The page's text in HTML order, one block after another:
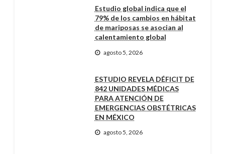
Estudio global indica que el
79% de los cambios en hábitat
de mariposas se asocian al
calentamiento global
agosto 5, 2026
ESTUDIO REVELA DÉFICIT DE
842 UNIDADES MÉDICAS
PARA ATENCIÓN DE
EMERGENCIAS OBSTÉTRICAS
EN MÉXICO
agosto 5, 2026